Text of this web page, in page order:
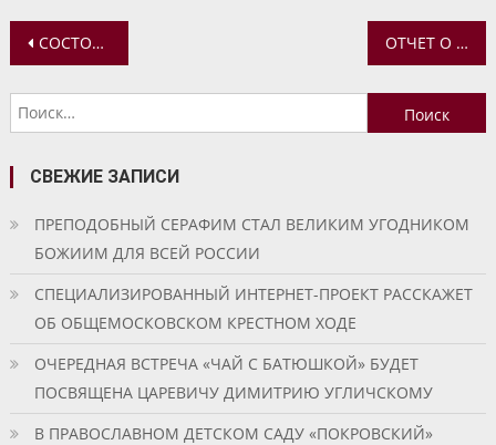
Навигация
по
записям
СОСТОЯЛАСЬ ПОЕЗДКА УЧАЩИХСЯ ШКОЛЫ ДИСТАНЦИОННОГО ОБУЧЕНИЯ ЦЕНТРА ПОМОЩИ ДЕТЯМ В ХОПЫЛЕВО ОТЧЕТ О ЦЕРКОВНОЙ ПОМОЩИ ПОСТРАДАВШИМ В КУРСКОЙ И БЕЛГОРОДСКОЙ ОБЛАСТЯХ ЗА 16 СЕНТЯБРЯ
Найти:
СВЕЖИЕ ЗАПИСИ
ПРЕПОДОБНЫЙ СЕРАФИМ СТАЛ ВЕЛИКИМ УГОДНИКОМ
БОЖИИМ ДЛЯ ВСЕЙ РОССИИ
СПЕЦИАЛИЗИРОВАННЫЙ ИНТЕРНЕТ-ПРОЕКТ РАССКАЖЕТ
ОБ ОБЩЕМОСКОВСКОМ КРЕСТНОМ ХОДЕ
ОЧЕРЕДНАЯ ВСТРЕЧА «ЧАЙ С БАТЮШКОЙ» БУДЕТ
ПОСВЯЩЕНА ЦАРЕВИЧУ ДИМИТРИЮ УГЛИЧСКОМУ
В ПРАВОСЛАВНОМ ДЕТСКОМ САДУ «ПОКРОВСКИЙ»